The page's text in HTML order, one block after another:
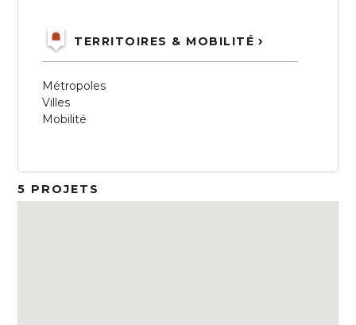
TERRITOIRES & MOBILITÉ
Métropoles
Villes
Mobilité
5 PROJETS